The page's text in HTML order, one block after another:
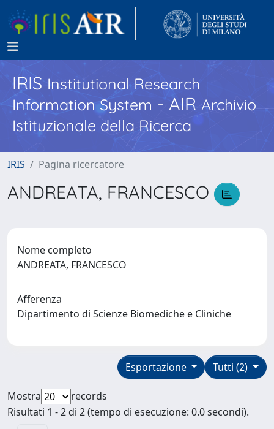
IRISInstitutional Research
Information System - AIR Archivio
Istituzionale della Ricerca
IRIS Pagina ricercatore
ANDREATA, FRANCESCO
Nome completo
ANDREATA, FRANCESCO
Afferenza
Dipartimento di Scienze Biomediche e Cliniche
Tutti (2)
Esportazione
Mostra
records
Risultati 1 - 2 di 2 (tempo di esecuzione: 0.0 secondi).